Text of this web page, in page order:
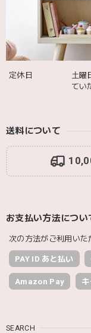
定休日
土曜
てい
送料について
お支払い方法につい
次の方法がご利用いた
PAY ID あと払い
Amazon Pay
SEARCH